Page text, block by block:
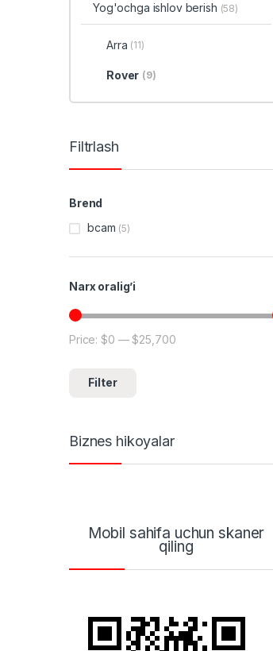
Yog'ochga ishlov berish (58)
Arra (11)
Rover (9)
Filtrlash
Brend
bcam (5)
Narx oralig’i
Min price
Max price
Filter
Price:$0 —$25,700
Biznes hikoyalar
Mobil sahifa uchun skaner
qiling